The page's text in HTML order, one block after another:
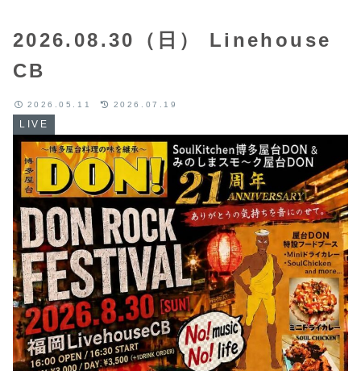
2026.08.30（日） Linehouse
CB
LIVE
2026.05.11 2026.07.19